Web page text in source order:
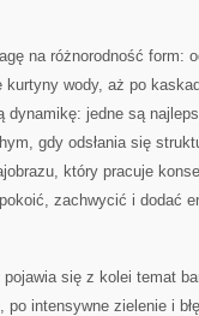
na różnorodność form:
wody, aż po
jedne są
gdy odsłania się
który pracuje
zachwycić i dodać
się z kolei temat
po intensywne zielenie i